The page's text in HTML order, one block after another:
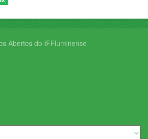
Abertos do IFFluminense